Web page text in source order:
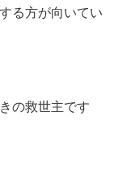
る方が向いてい
の救世主です